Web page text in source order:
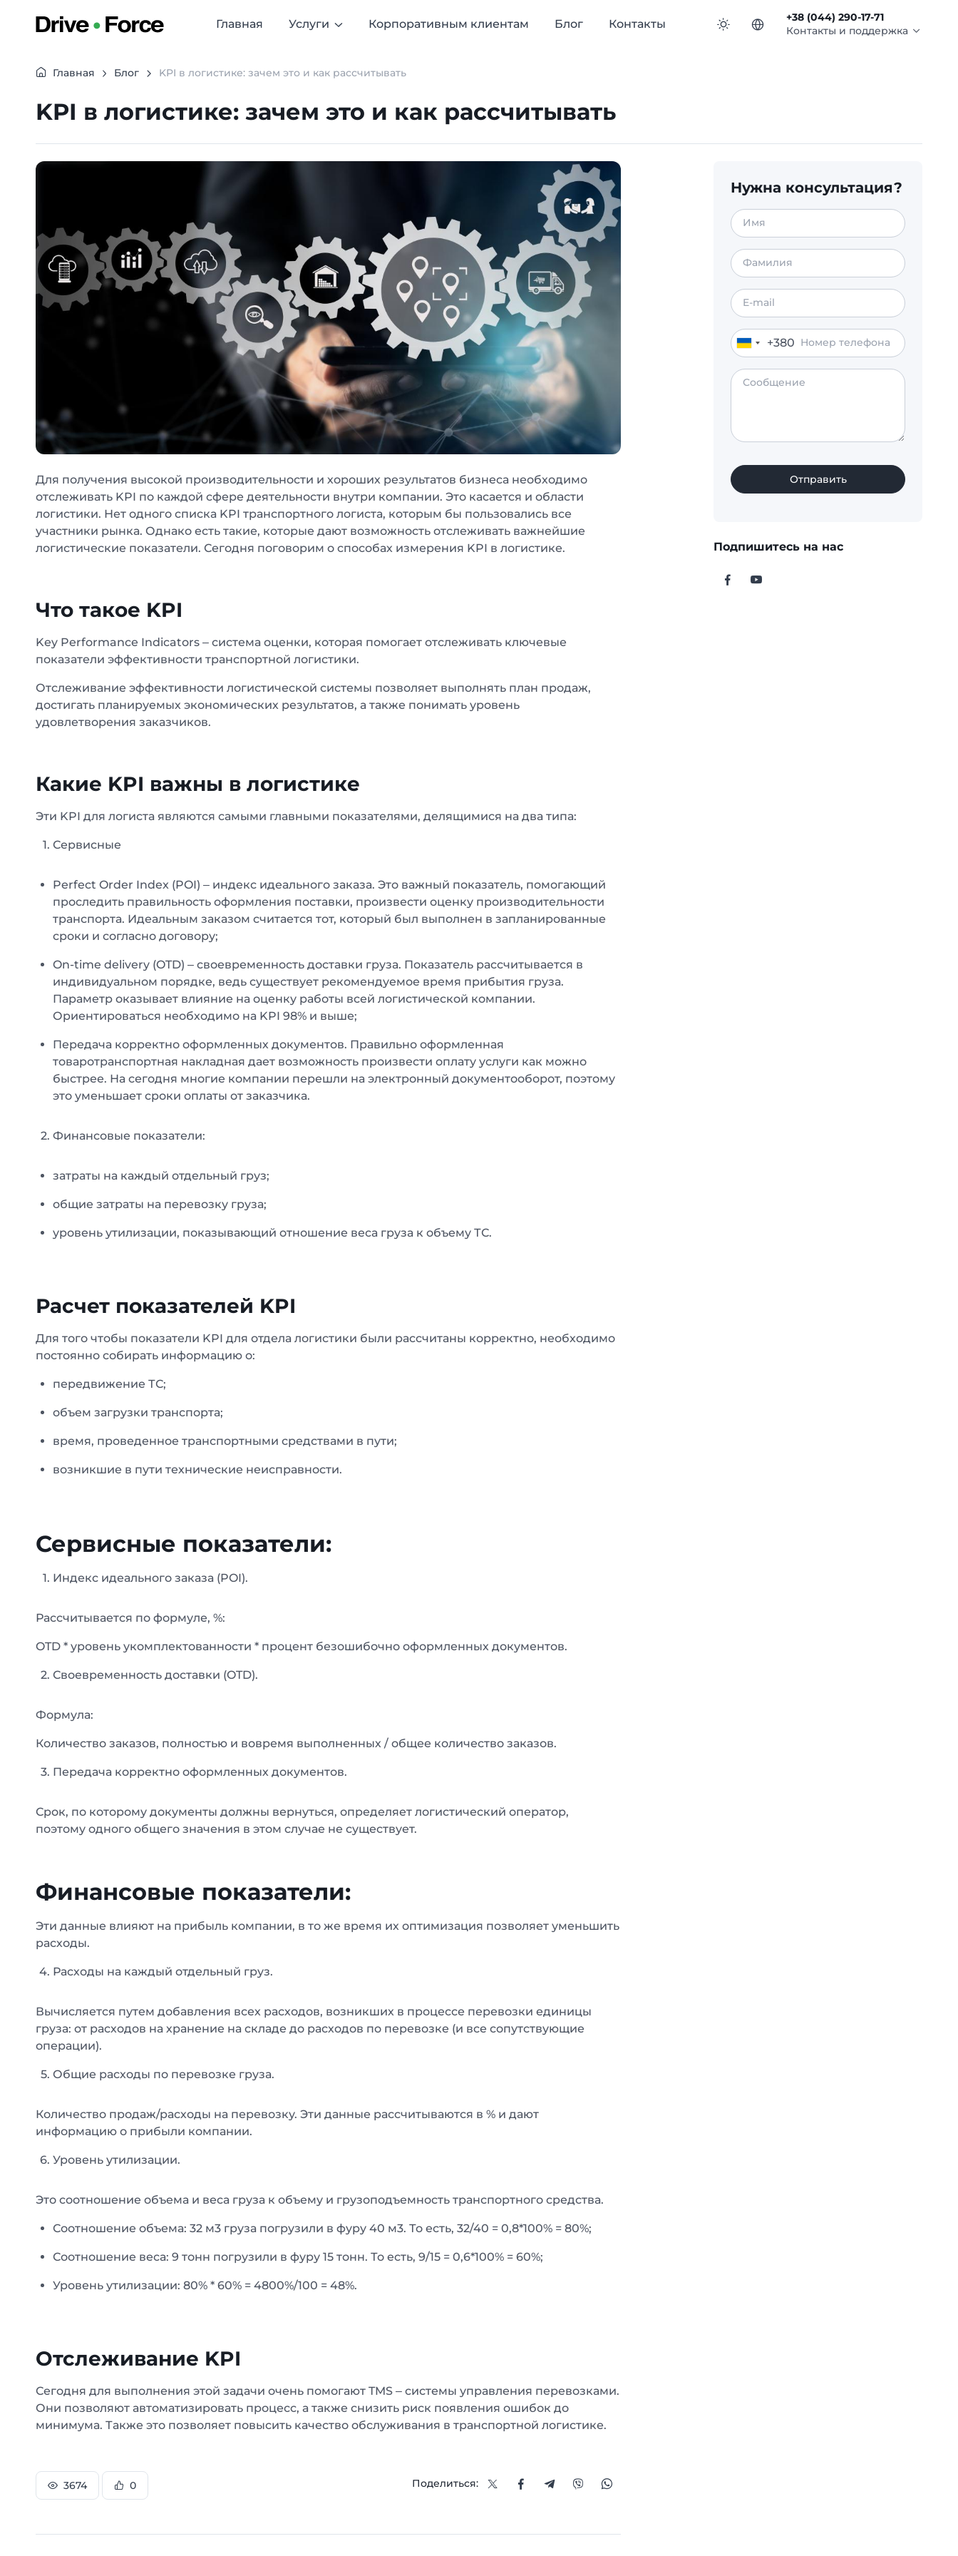
Главная Услуги Корпоративным клиентам Блог Контакты
+38 (044) 290-17-71
Контакты и поддержка
Главная Блог KPI в логистике: зачем это и как рассчитывать
KPI в логистике: зачем это и как рассчитывать
Для получения высокой производительности и хороших результатов бизнеса необходимо
отслеживать KPI по каждой сфере деятельности внутри компании. Это касается и области
логистики. Нет одного списка KPI транспортного логиста, которым бы пользовались все
участники рынка. Однако есть такие, которые дают возможность отслеживать важнейшие
логистические показатели. Сегодня поговорим о способах измерения KPI в логистике.
Что такое KPI
Key Performance Indicators – система оценки, которая помогает отслеживать ключевые
показатели эффективности транспортной логистики.
Отслеживание эффективности логистической системы позволяет выполнять план продаж,
достигать планируемых экономических результатов, а также понимать уровень
удовлетворения заказчиков.
Какие KPI важны в логистике
Эти KPI для логиста являются самыми главными показателями, делящимися на два типа:
Сервисные
Perfect Order Index (POI) – индекс идеального заказа. Это важный показатель, помогающий
проследить правильность оформления поставки, произвести оценку производительности
транспорта. Идеальным заказом считается тот, который был выполнен в запланированные
сроки и согласно договору;
On-time delivery (OTD) – своевременность доставки груза. Показатель рассчитывается в
индивидуальном порядке, ведь существует рекомендуемое время прибытия груза.
Параметр оказывает влияние на оценку работы всей логистической компании.
Ориентироваться необходимо на KPI 98% и выше;
Передача корректно оформленных документов. Правильно оформленная
товаротранспортная накладная дает возможность произвести оплату услуги как можно
быстрее. На сегодня многие компании перешли на электронный документооборот, поэтому
это уменьшает сроки оплаты от заказчика.
Финансовые показатели:
затраты на каждый отдельный груз;
общие затраты на перевозку груза;
уровень утилизации, показывающий отношение веса груза к объему ТС.
Расчет показателей KPI
Для того чтобы показатели KPI для отдела логистики были рассчитаны корректно, необходимо
постоянно собирать информацию о:
передвижение ТС;
объем загрузки транспорта;
время, проведенное транспортными средствами в пути;
возникшие в пути технические неисправности.
Сервисные показатели:
Индекс идеального заказа (POI).
Рассчитывается по формуле, %:
OTD * уровень укомплектованности * процент безошибочно оформленных документов.
Своевременность доставки (OTD).
Формула:
Количество заказов, полностью и вовремя выполненных / общее количество заказов.
Передача корректно оформленных документов.
Срок, по которому документы должны вернуться, определяет логистический оператор,
поэтому одного общего значения в этом случае не существует.
Финансовые показатели:
Эти данные влияют на прибыль компании, в то же время их оптимизация позволяет уменьшить
расходы.
Расходы на каждый отдельный груз.
Вычисляется путем добавления всех расходов, возникших в процессе перевозки единицы
груза: от расходов на хранение на складе до расходов по перевозке (и все сопутствующие
операции).
Общие расходы по перевозке груза.
Количество продаж/расходы на перевозку. Эти данные рассчитываются в % и дают
информацию о прибыли компании.
Уровень утилизации.
Это соотношение объема и веса груза к объему и грузоподъемность транспортного средства.
Соотношение объема: 32 м3 груза погрузили в фуру 40 м3. То есть, 32/40 = 0,8*100% = 80%;
Соотношение веса: 9 тонн погрузили в фуру 15 тонн. То есть, 9/15 = 0,6*100% = 60%;
Уровень утилизации: 80% * 60% = 4800%/100 = 48%.
Отслеживание KPI
Сегодня для выполнения этой задачи очень помогают TMS – системы управления перевозками.
Они позволяют автоматизировать процесс, а также снизить риск появления ошибок до
минимума. Также это позволяет повысить качество обслуживания в транспортной логистике.
3674 0 Поделиться:
Нужна консультация?
Ukraine
+380
Отправить
Подпишитесь на нас